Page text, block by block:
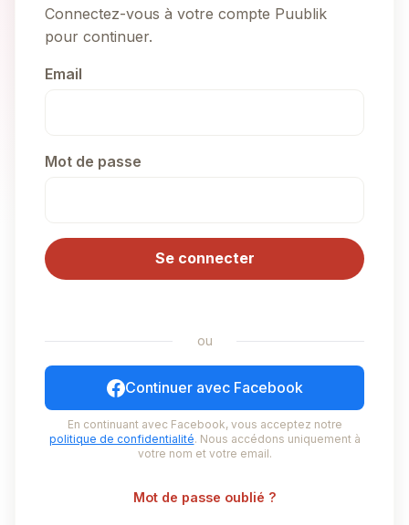
Connectez-vous à votre compte Puublik
pour continuer.
Email
Mot de passe
Se connecter
ou
Continuer avec Facebook
En continuant avec Facebook, vous acceptez notre
politique de confidentialité. Nous accédons uniquement à
votre nom et votre email.
Mot de passe oublié ?